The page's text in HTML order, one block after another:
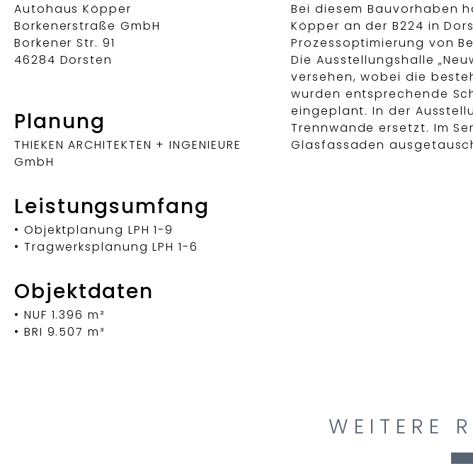
Autohaus Köpper
Borkenerstraße GmbH
Borkener Str. 91
46284 Dorsten
Planung
THIEKEN ARCHITEKTEN + INGENIEURE
GmbH
Leistungsumfang
• Objektplanung LPH 1-9
• Tragwerksplanung LPH 1-6
Objektdaten
• NUF 1.396 m²
• BRI 9.507 m³
Bei diesem Bauvorhaben
Köpper an der B224 in
Prozessoptimierung von
Die Ausstellungshalle
versehen, wobei die
wurden entsprechende
eingeplant. In der
Trennwände ersetzt. Im
Glasfassaden
WEITERE